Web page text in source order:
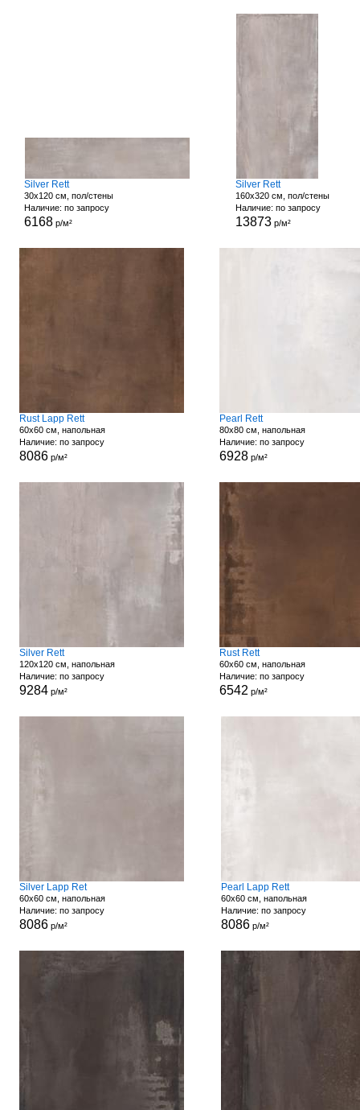
Silver Rett
30x120 см, пол/стены
Наличие: по запросу
6168 р/м²
Silver Rett
160x320 см, пол/стены
Наличие: по запросу
13873 р/м²
Rust Lapp Rett
60x60 см, напольная
Наличие: по запросу
8086р/м²
Pearl Rett
80x80 см, напольная
Наличие: по запросу
6928р/м²
Silver Rett
120x120 см, напольная
Наличие: по запросу
9284р/м²
Rust Rett
60x60 см, напольная
Наличие: по запросу
6542 р/м²
Silver Lapp Ret
60x60 см, напольная
Наличие: по запросу
8086 р/м²
Pearl Lapp Rett
60x60 см, напольная
Наличие: по запросу
8086р/м²